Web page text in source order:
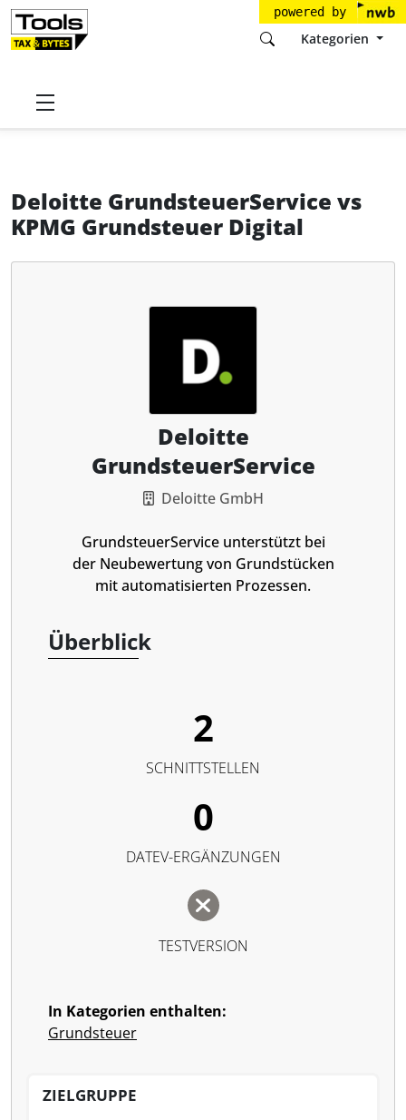
powered by
Kategorien
Startseite
Deloitte GrundsteuerService vs
KPMG Grundsteuer Digital
Deloitte
GrundsteuerService
Deloitte GmbH
GrundsteuerService unterstützt bei
der Neubewertung von Grundstücken
mit automatisierten Prozessen.
Überblick
2
SCHNITTSTELLEN
0
DATEV-ERGÄNZUNGEN
TESTVERSION
In Kategorien enthalten:
Grundsteuer
ZIELGRUPPE